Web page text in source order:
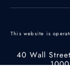
This website is
40 Wall